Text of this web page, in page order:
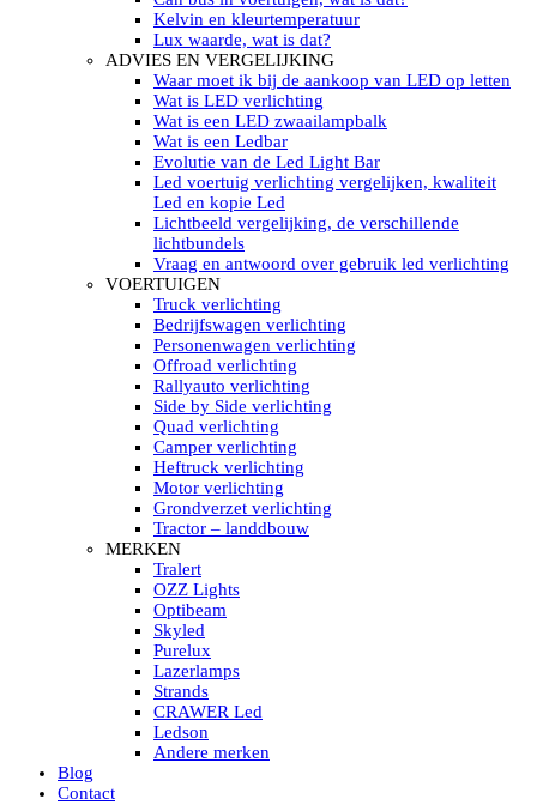
LED KOPLAMPEN GEKEURD
Led koplampen inbouw
Led koplampen opbouw
Led koplampen tractoren
Subcategorieën Led koplampen
LED ZOEKLICHT
Electrische Led zoeklamp Allremote
Electrisch Led zoeklicht Golight
Marinco Roestvrijstaal Led zoeklicht
Elektrisch Led zoeklicht diverse
Led zoeklamp accessoires ALLremote
Led zoeklicht 230V
Subcategorieën Led zoeklichten
HELLA MARINE LED
Sea Hawk – Light Bars
Sea Hawk – Light Bars – Edge Light
Sea Hawk – Work Lights
RokLUME Led werklampen
HypaLUME Led werklampen
Subcategorieën Hella Marine Led
LED STRIPS
Led strip flexibel Click & Go
Led strip RGB op rol
Led strip IP68 waterdicht
Led strip kleur wit
Led strips Vantage
Led strip met ingebouwde accu
Subcategorieën Led strips
LED INTERIEUR VERLICHTING
Led verlichting interieur PIR / Touch
LED Armatuur met Strip 220V
Led strips
Subcategorieën Led interieur
PORTABLE ACCU LED LAMP
Led hoofdlamp
Camping led verlichting
Led zaklamp
Accu werklamp
Kelvin en kleurtemperatuur
Lux waarde, wat is dat?
ADVIES EN VERGELIJKING
Waar moet ik bij de aankoop van LED op letten
Wat is LED verlichting
Wat is een LED zwaailampbalk
Wat is een Ledbar
Evolutie van de Led Light Bar
Led voertuig verlichting vergelijken, kwaliteit
Led en kopie Led
Lichtbeeld vergelijking, de verschillende
lichtbundels
Vraag en antwoord over gebruik led verlichting
VOERTUIGEN
Truck verlichting
Bedrijfswagen verlichting
Personenwagen verlichting
Offroad verlichting
Rallyauto verlichting
Side by Side verlichting
Quad verlichting
Camper verlichting
Heftruck verlichting
Motor verlichting
Grondverzet verlichting
Tractor – landdbouw
MERKEN
Tralert
OZZ Lights
Optibeam
Skyled
Purelux
Lazerlamps
Strands
CRAWER Led
Ledson
Andere merken
Blog
Contact